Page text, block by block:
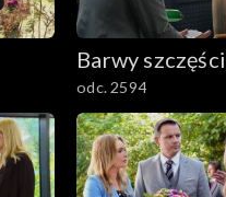
2701–2800
2601–2700
2501–2600
2401–2500
Barwy
odc. 2594